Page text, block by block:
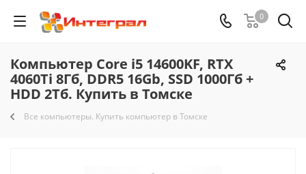
0
Компьютер Core i5 14600KF, RTX
4060Ti 8Гб, DDR5 16Gb, SSD 1000Гб +
HDD 2Тб. Купить в Томске
Все компьютеры. Купить компьютер в Томске